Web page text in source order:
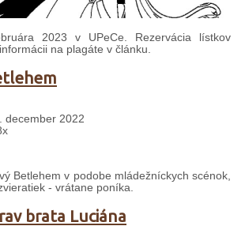
2023 v UPeCe. Rezervácia lístkov
na plagáte v článku.
december 2022
Betlehem v podobe mládežníckych scénok,
- vrátane poníka.
brata Luciána